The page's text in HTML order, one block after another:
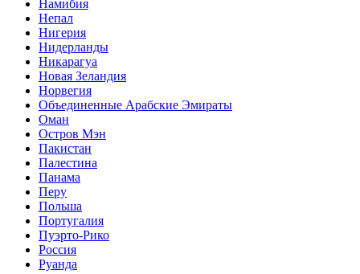
Намибия
Непал
Нигерия
Нидерланды
Никарагуа
Новая Зеландия
Норвегия
Объединенные Арабские Эмираты
Оман
Остров Мэн
Пакистан
Палестина
Панама
Перу
Польша
Португалия
Пуэрто-Рико
Россия
Руанда